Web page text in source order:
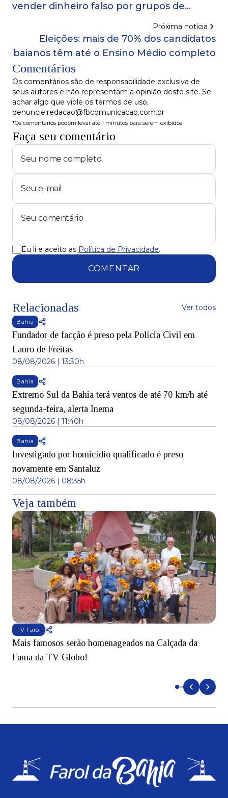
vender dinheiro falso por grupos de
aplicativo de mensagens na Bahia
Próxima notícia
Eleições: mais de 70% dos candidatos
baianos têm até o Ensino Médio completo
Comentários
Os comentários são de responsabilidade exclusiva de
seus autores e não representam a opinião deste site. Se
achar algo que viole os termos de uso,
denuncie:redacao@fbcomunicacao.com.br
*Os comentários podem levar até 1 minutos para serem exibidos
Faça seu comentário
Eu li e aceito as Política de Privacidade.
COMENTAR
Relacionadas Ver todos
Bahia
Fundador de facção é preso pela Polícia Civil em
Lauro de Freitas
08/08/2026 | 13:30h
Bahia
Extremo Sul da Bahia terá ventos de até 70 km/h até
segunda-feira, alerta Inema
08/08/2026 | 11:40h
Bahia
Investigado por homicídio qualificado é preso
novamente em Santaluz
08/08/2026 | 08:35h
Veja também
TV Farol
Mais famosos serão homenageados na Calçada da
Fama da TV Globo!